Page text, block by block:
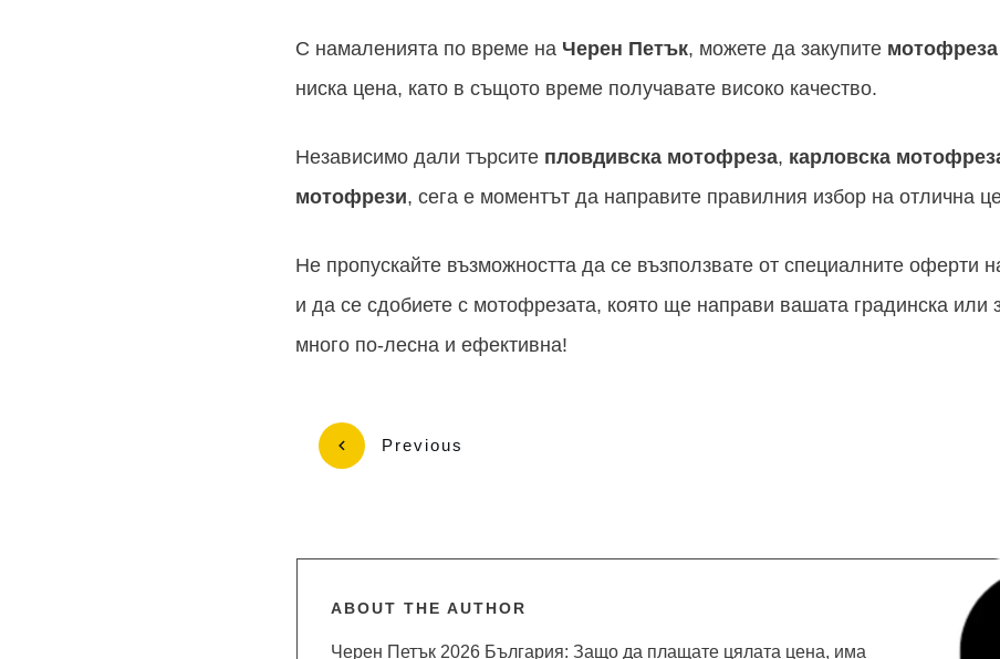
С намаленията по време на Черен Петък, можете да закупите мотофреза
ниска цена, като в същото време получавате високо качество.
Независимо дали търсите пловдивска мотофреза, карловска
мотофрези, сега е моментът да направите правилния избор на отлична
Не пропускайте възможността да се възползвате от специалните оферти
и да се сдобиете с мотофрезата, която ще направи вашата градинска или
много по-лесна и ефективна!
Previous
ABOUT THE AUTHOR
Черен Петък 2026 България: Защо да плащате цялата цена, има